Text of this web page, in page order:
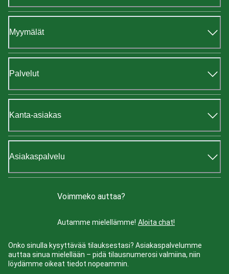
Myymälät
Palvelut
Kanta-asiakas
Asiakaspalvelu
Voimmeko auttaa?
Autamme mielellämme! Aloita chat!
Onko sinulla kysyttävää tilauksestasi? Asiakaspalvelumme
auttaa sinua mielellään – pidä tilausnumerosi valmiina, niin
löydämme oikeat tiedot nopeammin.